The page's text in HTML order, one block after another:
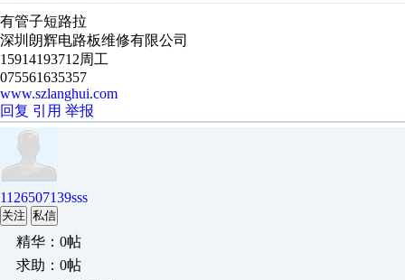
有管子短路拉
深圳朗辉电路板维修有限公司
15914193712周工
075561635357
www.szlanghui.com
回复 引用 举报
1126507139sss
关注 私信
精华：0帖
求助：0帖